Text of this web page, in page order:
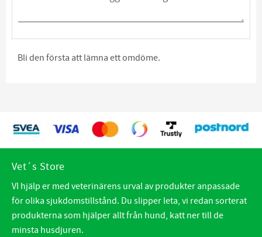
Bli den första att lämna ett omdöme.
Vet´s Store
VI hjälp er med veterinärens urval av produkter anpassade
för olika sjukdomstillstånd. Du slipper leta, vi redan sorterat
produkterna som hjälper allt från hund, katt ner till de
minsta husdjuren.